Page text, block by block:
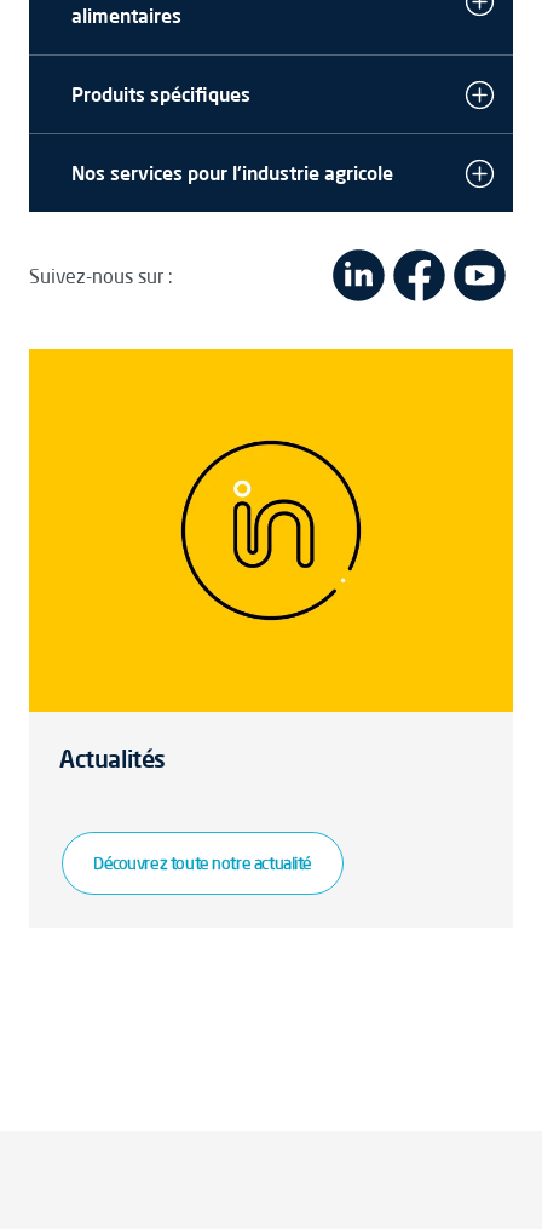
alimentaires
Produits spécifiques
Nos services pour l'industrie agricole
Suivez-nous sur :
Actualités
Découvrez toute notre actualité